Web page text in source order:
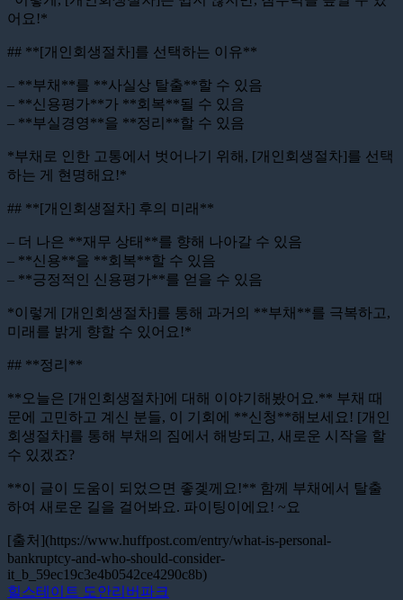
어요!*
## **[개인회생절차]를 선택하는 이유**
– **부채**를 **사실상 탈출**할 수 있음
– **신용평가**가 **회복**될 수 있음
– **부실경영**을 **정리**할 수 있음
*부채로 인한 고통에서 벗어나기 위해, [개인회생절차]를 선택
하는 게 현명해요!*
## **[개인회생절차] 후의 미래**
– 더 나은 **재무 상태**를 향해 나아갈 수 있음
– **신용**을 **회복**할 수 있음
– **긍정적인 신용평가**를 얻을 수 있음
*이렇게 [개인회생절차]를 통해 과거의 **부채**를 극복하고,
미래를 밝게 향할 수 있어요!*
## **정리**
**오늘은 [개인회생절차]에 대해 이야기해봤어요.** 부채 때
문에 고민하고 계신 분들, 이 기회에 **신청**해보세요! [개인
회생절차]를 통해 부채의 짐에서 해방되고, 새로운 시작을 할
수 있겠죠?
**이 글이 도움이 되었으면 좋겣께요!** 함께 부채에서 탈출
하여 새로운 길을 걸어봐요. 파이팅이에요! ~요
[출처](https://www.huffpost.com/entry/what-is-personal-
bankruptcy-and-who-should-consider-
it_b_59ec19c3e4b0542ce4290c8b)
힐스테이트 도안리버파크